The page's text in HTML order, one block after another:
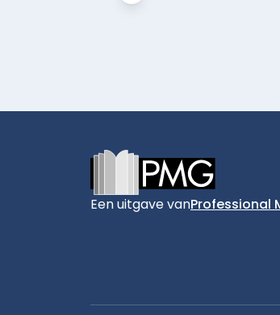
Een uitgave vanProfessional